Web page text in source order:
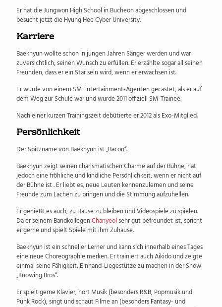
Er hat die Jungwon High School in Bucheon abgeschlossen und
besucht jetzt die Hyung Hee Cyber ​​University.
Karriere
Baekhyun wollte schon in jungen Jahren Sänger werden und war
zuversichtlich, seinen Wunsch zu erfüllen. Er erzählte sogar all seinen
Freunden, dass er ein Star sein wird, wenn er erwachsen ist.
Er wurde von einem SM Entertainment-Agenten gecastet, als er auf
dem Weg zur Schule war und wurde 2011 offiziell SM-Trainee.
Nach einer kurzen Trainingszeit debütierte er 2012 als Exo-Mitglied.
Persönlichkeit
Der Spitzname von Baekhyun ist „Bacon“.
Baekhyun zeigt seinen charismatischen Charme auf der Bühne, hat
jedoch eine fröhliche und kindliche Persönlichkeit, wenn er nicht auf
der Bühne ist . Er liebt es, neue Leuten kennenzulernen und seine
Freunde zum Lachen zu bringen und die Stimmung aufzuhellen.
Er genießt es auch, zu Hause zu bleiben und Videospiele zu spielen.
Da er seinem BandkollegenChanyeolsehr gut befreundet ist, spricht
er gerne und spielt Spiele mit ihm Zuhause.
Baekhyun ist ein schneller Lerner und kann sich innerhalb eines Tages
eine neue Choreographie merken. Er trainiert auch Aikido und zeigte
einmal seine Fähigkeit, Einhand-Liegestütze zu machen in der Show
„Knowing Bros“.
Er spielt gerne Klavier, hört Musik (besonders R&B, Popmusik und
Punk Rock), singt und schaut Filme an (besonders Fantasy- und